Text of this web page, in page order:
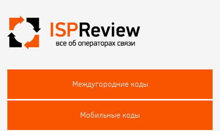
Междугородние коды
Мобильные коды